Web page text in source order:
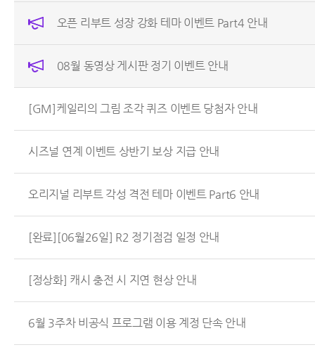
오픈 리부트 성장 강화 테마 이벤트 Part4 안내
08월 동영상 게시판 정기 이벤트 안내
[GM]케일리의 그림 조각 퀴즈 이벤트 당첨자 안내
시즈널 연계 이벤트 상반기 보상 지급 안내
오리지널 리부트 각성 격전 테마 이벤트 Part6 안내
[완료][06월26일] R2 정기점검 일정 안내
[정상화] 캐시 충전 시 지연 현상 안내
6월 3주차 비공식 프로그램 이용 계정 단속 안내